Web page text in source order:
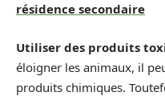
résidence secondaire
Utiliser des produits
éloigner les animaux, il
produits chimiques.